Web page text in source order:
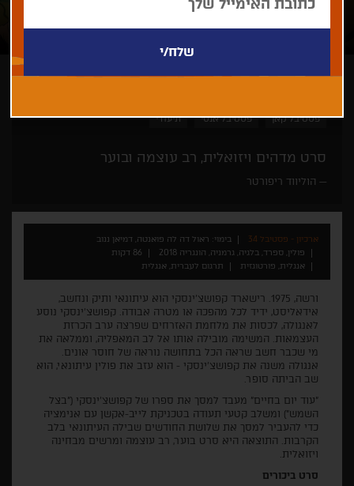
פסטיבל קאן פסטיבל אנסי תיעודי
סרט מדהים ויזואלית, רב עוצמה ובוער
הוליווד ריפורטר
ארכיון - פסטיבל 34
בימוי: ראול דה לה פואנטה, דמיאן ננוב
פולין, ספרד, בלגיה, גרמניה, הונגריה 2018
86 דקות
אנגלית, פורטוגזית
תרגום לעברית, אנגלית
ורשה, 1975. רישארד קפושצ'ינסקי הוא עיתונאי ותיק ונחשב,
אידאליסט, ידיד לכל מהפכה או מטרה אבודה. קפושצ'ינסקי נוסע
לאנגולה, לכסות את מלחמת האזרחים שפרצה ערב הכרזת
העצמאות. המשימה מובילה אותו אל לב המאפליה, וממלאה את
מי שכבר חשב שראה הכל בתחושה נוראה של חוסר אונים.
אנגולה משנה את קפושצ'ינסקי - הוא עזב את פולין עיתונאי, הוא
שב הביתה סופר.
"עוד יום בחיים" מעבד למסך את ספרו של קפושצ'ינסקי ("בצל
השמש") ומשלב קטעי תעודה בטכניקת לייב-אקשן עם אנימציה
כדי להעביר למסך את שלושת החודשים שבילה העיתונאי בלב
הקרבות. התוצאה היא סרט בוער, רב עוצמה ומרשים מבחינה
ויזואלית.
סרט ביכורים